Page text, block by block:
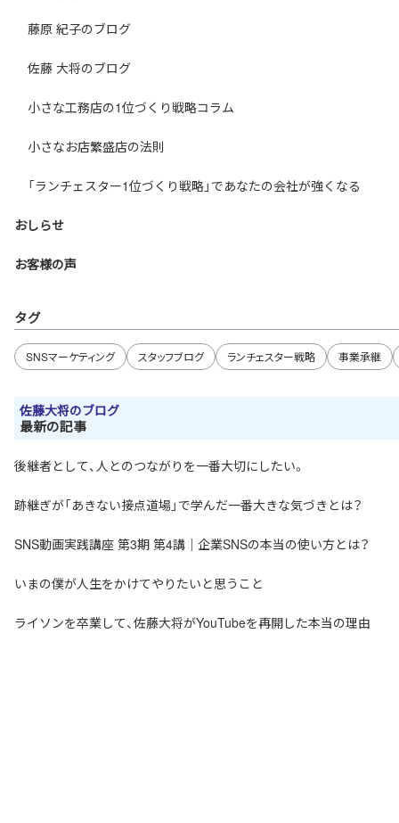
藤原 紀子のブログ
佐藤 大将のブログ
小さな工務店の1位づくり戦略コラム
小さなお店繁盛店の法則
「ランチェスター1位づくり戦略」であなたの会社が強くなる
おしらせ
お客様の声
タグ
SNSマーケティング スタッフブログ ランチェスター戦略 事業承継
佐藤大将のブログ
最新の記事
後継者として、人とのつながりを一番大切にしたい。
跡継ぎが「あきない接点道場」で学んだ一番大きな気づきとは？
SNS動画実践講座 第3期 第4講｜企業SNSの本当の使い方とは？
いまの僕が人生をかけてやりたいと思うこと
ライソンを卒業して、佐藤大将がYouTubeを再開した本当の理由